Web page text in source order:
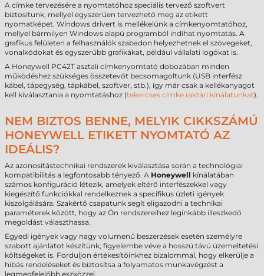
A címke tervezésére a nyomtatóhoz speciális tervező szoftvert
biztosítunk, mellyel egyszerűen tervezhető meg az etikett
nyomatképet. Windows drivert is mellékelünk a címkenyomtatóhoz,
mellyel bármilyen Windows alapú programból indíhat nyomtatás. A
grafikus felületen a felhasználók szabadon helyezhetnek el szövegeket,
vonalkódokat és egyszerűbb grafikákat, például vállalati logókat is.
A Honeywell PC42T asztali címkenyomtató dobozában minden
működéshez szükséges összetevőt becsomagoltunk (USB interfész
kábel, tápegység, tápkábel, szoftver, stb.), így már csak a kellékanyagot
kell kiválasztania a nyomtatáshoz (tekercses címke raktári kínálatunkat).
NEM BIZTOS BENNE, MELYIK CIKKSZÁMÚ
HONEYWELL ETIKETT NYOMTATÓ AZ
IDEÁLIS?
Az azonosítástechnikai rendszerek kiválasztása során a technológiai
kompatibilitás a legfontosabb tényező. A Honeywell kínálatában
számos konfiguráció létezik, amelyek eltérő interfészekkel vagy
kiegészítő funkciókkal rendelkeznek a specifikus üzleti igények
kiszolgálására. Szakértő csapatunk segít eligazodni a technikai
paraméterek között, hogy az Ön rendszereihez leginkább illeszkedő
megoldást választhassa.
Egyedi igények vagy nagy volumenű beszerzések esetén személyre
szabott ajánlatot készítünk, figyelembe véve a hosszú távú üzemeltetési
költségeket is. Forduljon értékesítőinkhez bizalommal, hogy elkerülje a
hibás rendeléseket és biztosítsa a folyamatos munkavégzést a
legmegfelelőbb eszközzel.